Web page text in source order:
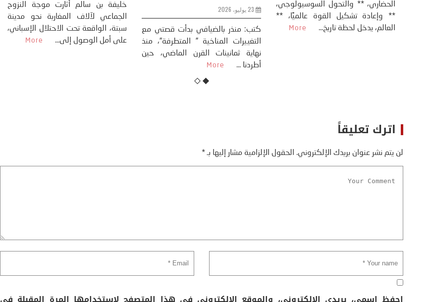
23 يوليو، 2026
كتب: منذر بالضيافي بدأت قصتي مع
التغييرات المناخية ” المتطرفة”، منذ
** وإعادة تشكيل القوة عالميًا، **
العالم، يدخل لحظة تاريخ...
More
تحليل – منذر بالضيافي عاد الرئيس
الأمريكي دونالد ترامب إلى قصف
ايران، وذلك ردا على ما اعتبره الرئيس
اترك تعليقاً
لن يتم نشر عنوان بريدك الإلكتروني. الحقول الإلزامية مشار إليها بـ*